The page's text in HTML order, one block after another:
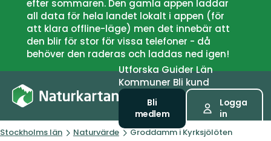
efter sommaren. Den gamla appen laddar
all data för hela landet lokalt i appen (för
att klara offline-läge) men det innebär att
den blir för stor för vissa telefoner - då
behöver den raderas och laddas ned igen!
UtforskaGuiderLän
Kommuner Bli kund
Bli
medlem
Logga
in
Stockholms län Naturvärde Groddamm i Kyrksjölöten